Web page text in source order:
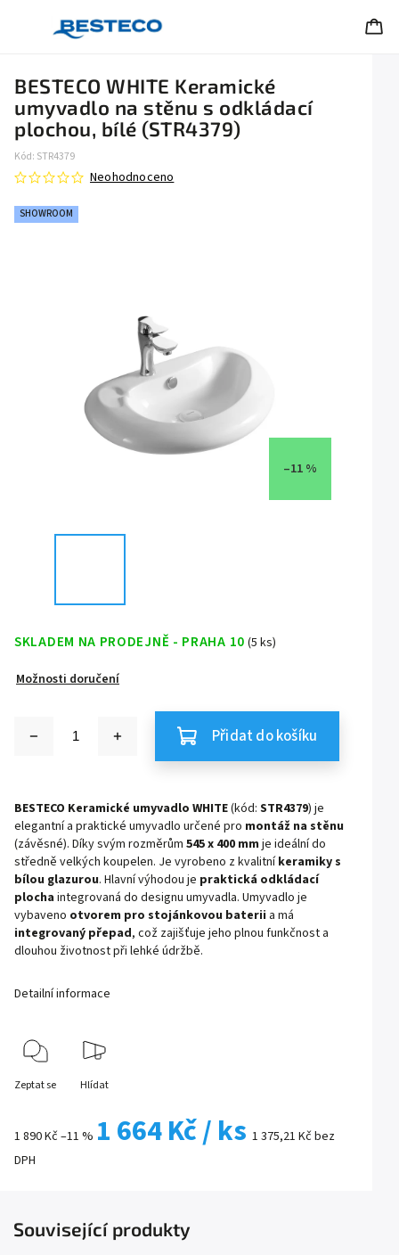
BESTECO WHITE Keramické
umyvadlo na stěnu s odkládací
plochou, bílé (STR4379)
Kód: STR4379
SHOWROOM
Neohodnoceno
–11 %
1 890 Kč–11 % 1 664 Kč/ ks 1 375,21 Kč bez
DPH
SKLADEM NA PRODEJNĚ - PRAHA 10 (5 ks)
Možnosti doručení
Přidat do košíku
BESTECO Keramické umyvadlo WHITE(kód: STR4379) je
elegantní a praktické umyvadlo určené pro montáž na stěnu
(závěsné). Díky svým rozměrům 545 x 400 mm je ideální do
středně velkých koupelen. Je vyrobeno z kvalitníkeramiky s
bílou glazurou. Hlavní výhodou je praktická odkládací
plocha integrovaná do designu umyvadla. Umyvadlo je
vybaveno otvorem pro stojánkovou baterii a má
integrovaný přepad, což zajišťuje jeho plnou funkčnost a
dlouhou životnost při lehké údržbě.
Detailní informace
Zeptat se Hlídat
Související produkty